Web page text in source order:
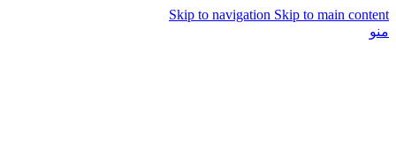
Skip to navigation Skip to main content
منو